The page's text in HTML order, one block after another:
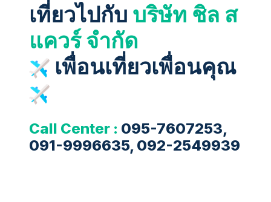
เที่ยวไปกับ บริษัท ชิล ส
แควร์ จำกัด
เพื่อนเที่ยวเพื่อนคุณ
Call Center : 095-7607253,
091-9996635, 092-2549939